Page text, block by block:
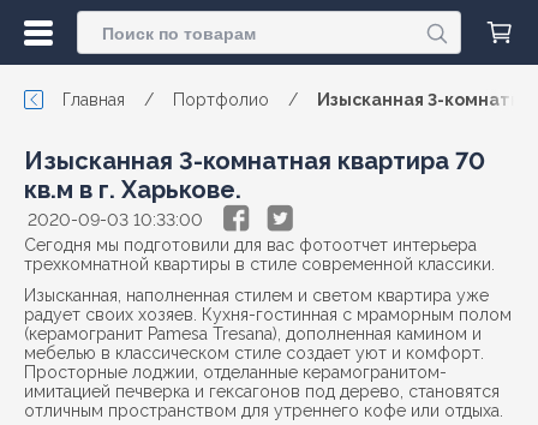
Главная / Портфолио / Изысканная 3-
Изысканная 3-комнатная квартира 70
кв.м в г. Харькове.
2020-09-03 10:33:00
Сегодня мы подготовили для вас фотоотчет интерьера
трехкомнатной квартиры в стиле современной классики.
Изысканная, наполненная стилем и светом квартира уже
радует своих хозяев. Кухня-гостинная с мраморным полом
(керамогранит Pamesa Tresana), дополненная камином и
мебелью в классическом стиле создает уют и комфорт.
Просторные лоджии, отделанные керамогранитом-
имитацией печверка и гексагонов под дерево, становятся
отличным пространством для утреннего кофе или отдыха.